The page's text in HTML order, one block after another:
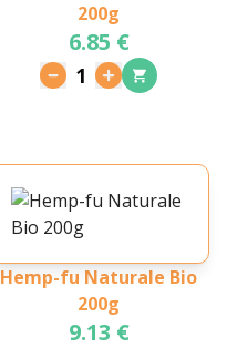
200g
6.85 €
1
Hemp-fu Naturale Bio
200g
9.13 €